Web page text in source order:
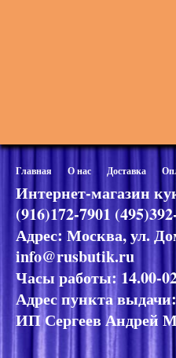
Главная О нас Доставка
Интернет-магазин
(916)172-7901
Адрес: Москва, ул.
info@rusbutik.ru
Часы работы: 14.00-
Адрес пункта
ИП Сергеев Андрей